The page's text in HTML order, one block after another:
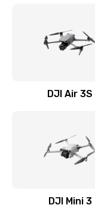
DJI Air 3S
DJI Mini 3